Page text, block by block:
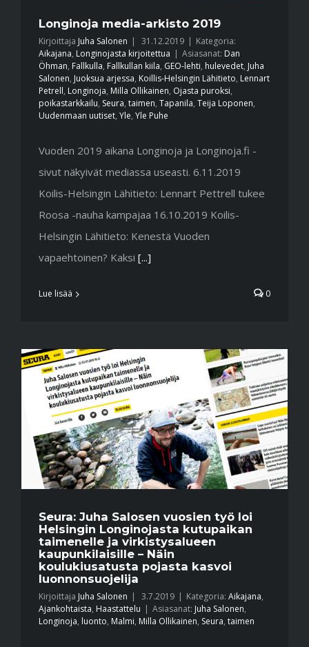
Longinoja media-arkisto 2019
Kirjoittaja Juha Salonen | 31.12.2019 | Kategoria:
Aikajana, Longinojasta kirjoitettua | Asiasanat: Dan
Öhman, Fallkulla, Fallkullan kiila, GEO-lehti, hulevedet, Juha
Salonen, Juoksua arjessa, Koillis-Helsingin Lähitieto, Lennart
Petrell, Longinoja, Milla Ollikainen, Ojasta puroksi,
poikastarkkailu, Seura, taimen, Tapanila, Teija Loponen,
Uudenmaan uutiset, Yle, Yle Puhe
Vuoden 2019 aikana Longinoja ja Longinoja.fi -
sivut näkyivät mediassa useasti. 6.11.2019
Koilis-Helsingin Lähitieto: Lennart Pettrell tukee
Roosa -nauha kampajaa 16.10.2019 Koilis-
Helsingin Lähitieto: Kenestä Vuoden
vapaehtoinen? Kaksi [...]
Lue lisää 0
Seura: Juha Salosen vuosien työ loi
Helsingin Longinojasta kutupaikan
taimenelle ja virkistysalueen
kaupunkilaisille – Näin
koulukiusatusta pojasta kasvoi
luonnonsuojelija
Kirjoittaja Juha Salonen | 3.7.2019 | Kategoria: Aikajana,
Ajankohtaista, Haastattelu | Asiasanat: Juha Salonen,
Longinoja, luonto, Malmi, Milla Ollikainen, Seura, taimen